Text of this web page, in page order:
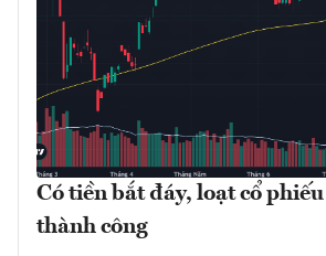
Có tiền bắt đáy, loạt cổ
thành công